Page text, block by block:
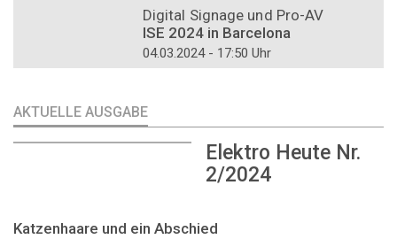
Digital Signage und Pro-AV
ISE 2024 in Barcelona
04.03.2024 - 17:50 Uhr
AKTUELLE AUSGABE
Elektro Heute Nr.
2/2024
Katzenhaare und ein Abschied